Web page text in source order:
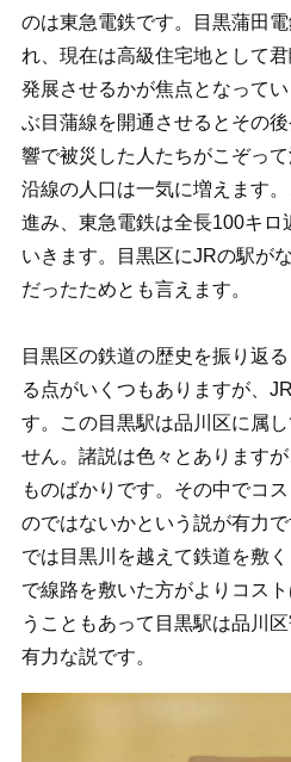
のは東急電鉄です。目黒蒲田
れ、現在は高級住宅地として
発展させるかが焦点となって
ぶ目蒲線を開通させるとその
響で被災した人たちがこぞっ
沿線の人口は一気に増えます
進み、東急電鉄は全長100キロ
いきます。目黒区にJRの駅が
だったためとも言えます。
目黒区の鉄道の歴史を振り返
る点がいくつもありますが、
す。この目黒駅は品川区に属
せん。諸説は色々とあります
ものばかりです。その中でコ
のではないかという説が有力
では目黒川を越えて鉄道を敷
で線路を敷いた方がよりコス
うこともあって目黒駅は品川
有力な説です。